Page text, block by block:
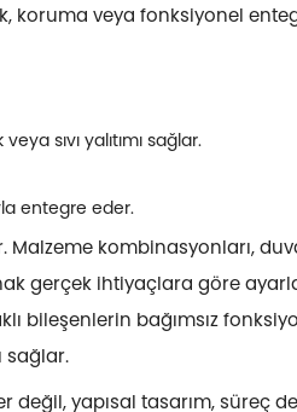
koruma veya fonksiyonel
sıvı yalıtımı sağlar.
entegre eder.
Malzeme kombinasyonları,
gerçek ihtiyaçlara göre
bileşenlerin bağımsız
sağlar.
değil, yapısal tasarım, süreç